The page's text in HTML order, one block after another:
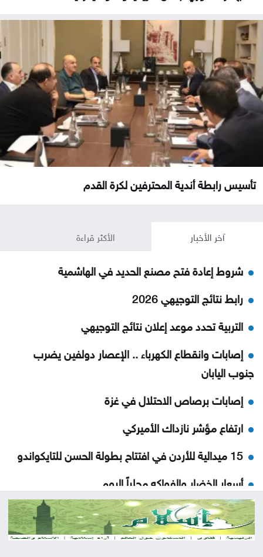
تأسيس رابطة أندية المحترفين لكرة القدم
آخر الأخبار الأكثر قراءة
شروط إعادة فتح مصنع الحديد في الهاشمية
رابط نتائج التوجيهي 2026
التربية تحدد موعد إعلان نتائج التوجيهي
إصابات وانقطاع الكهرباء .. الإعصار دولفين يضرب
جنوب اليابان
إصابات برصاص الاحتلال في غزة
ارتفاع مؤشر نازداك الأميركي
15 ميدالية للأردن في افتتاح بطولة الحسن للتايكواندو
أسعار الخضار والفواكه محلياً اليوم
خبر سار لسكان هذه المحافظات
ترامب: قرار وقف مشروع قاعة الاحتفالات بالبيت